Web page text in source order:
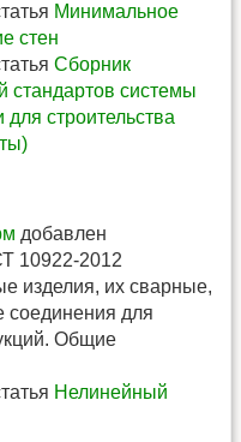
Минимальное
стен
Сборник
стандартов системы
строительства
добавлен
10922-2012
изделия, их сварные,
соединения для
Общие
Нелинейный